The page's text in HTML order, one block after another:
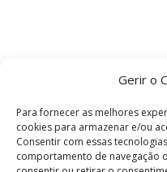
Gerir o
Para fornecer as melhores
cookies para armazenar e/ou
Consentir com essas
comportamento de navegação